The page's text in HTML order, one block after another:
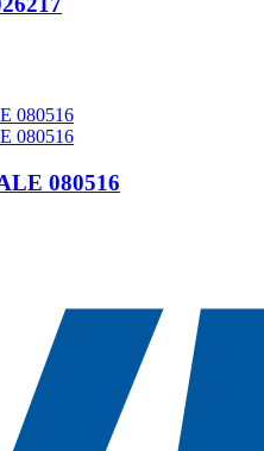
080516